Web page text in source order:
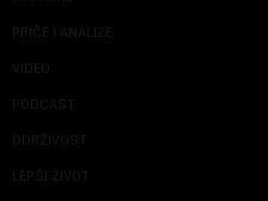
PRIČE I ANALIZE
VIDEO
PODCAST
ODRŽIVOST
LEPŠI ŽIVOT